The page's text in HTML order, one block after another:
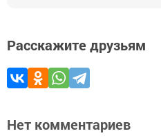
Расскажите друзьям
Нет комментариев